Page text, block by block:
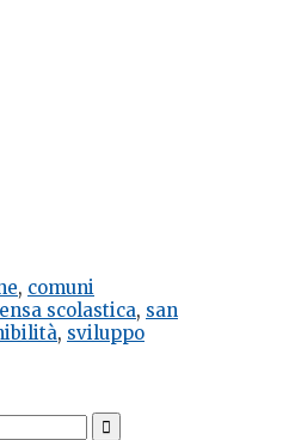
, comuni
scolastica, san
, sviluppo